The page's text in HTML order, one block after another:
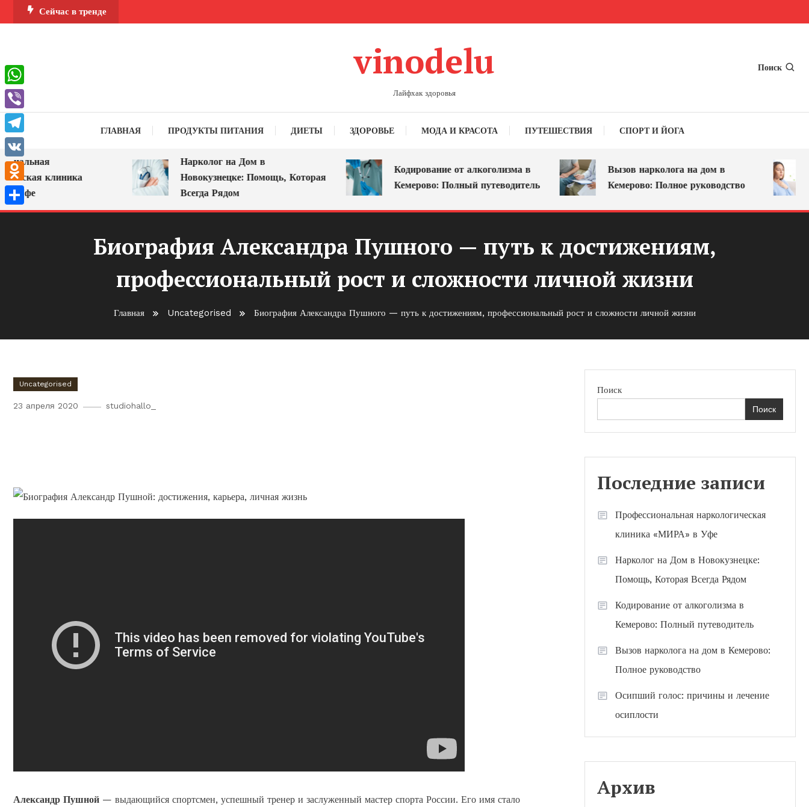
Перейти
к
Сейчас в тренде
vinodelu
Лайфхак здоровья
Поиск
ГЛАВНАЯ ПРОДУКТЫ ПИТАНИЯ ДИЕТЫ ЗДОРОВЬЕ МОДА И КРАСОТА ПУТЕШЕСТВИЯ СПОРТ И ЙОГА
клиника
Нарколог на Дом в
Новокузнецке: Помощь, Которая
Всегда Рядом
Кодирование от алкоголизма в
Кемерово: Полный путеводитель
Вызов нарколога на дом в
Кемерово: Полное руководство
Биография Александра Пушного — путь к достижениям,
профессиональный рост и сложности личной жизни
Главная Uncategorised Биография Александра Пушного — путь к достижениям, профессиональный рост и сложности личной жизни
Uncategorised
23 апреля 2020 studiohallo_
Александр Пушной — выдающийся спортсмен, успешный тренер и заслуженный мастер спорта России. Его имя стало
Поиск
Поиск
Последние записи
Профессиональная наркологическая
клиника «МИРА» в Уфе
Нарколог на Дом в Новокузнецке:
Помощь, Которая Всегда Рядом
Кодирование от алкоголизма в
Кемерово: Полный путеводитель
Вызов нарколога на дом в Кемерово:
Полное руководство
Осипший голос: причины и лечение
осиплости
Архив
WhatsApp
Viber
Telegram
VK
Odnoklassniki
Отправить